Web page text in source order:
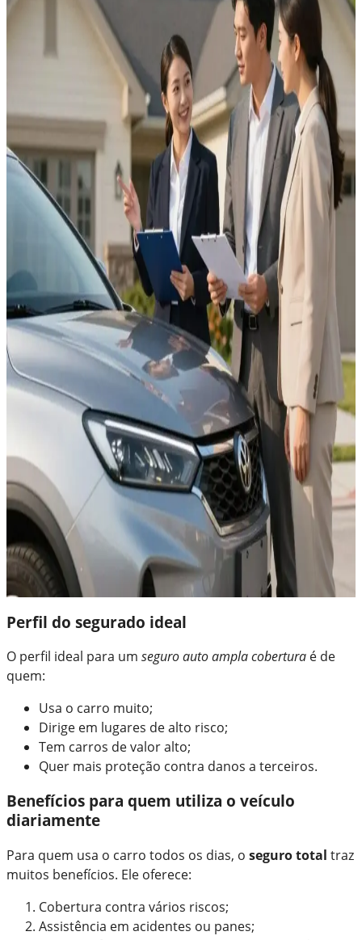
Perfil do segurado ideal
O perfil ideal para um seguro auto ampla cobertura é de
quem:
Usa o carro muito;
Dirige em lugares de alto risco;
Tem carros de valor alto;
Quer mais proteção contra danos a terceiros.
Benefícios para quem utiliza o veículo
diariamente
Para quem usa o carro todos os dias, o seguro total traz
muitos benefícios. Ele oferece:
Cobertura contra vários riscos;
Assistência em acidentes ou panes;